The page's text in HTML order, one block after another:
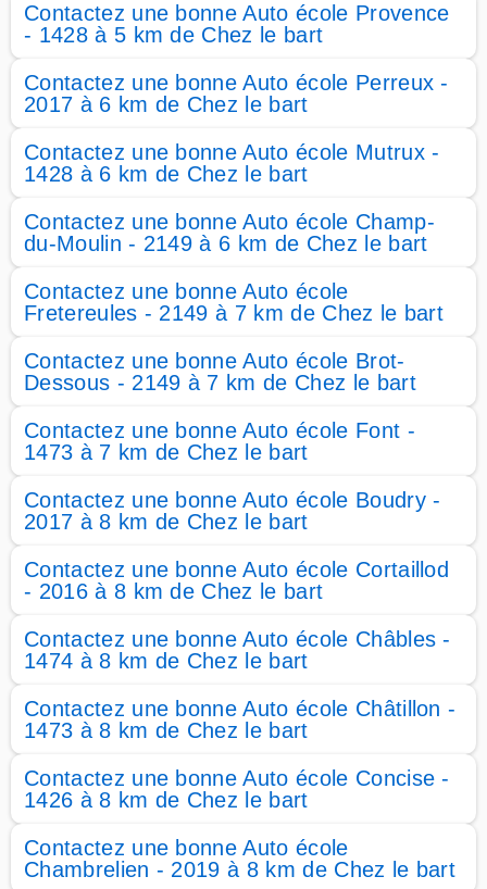
Contactez une bonne Auto école Provence
- 1428 à 5 km de Chez le bart
Contactez une bonne Auto école Perreux -
2017 à 6 km de Chez le bart
Contactez une bonne Auto école Mutrux -
1428 à 6 km de Chez le bart
Contactez une bonne Auto école Champ-
du-Moulin - 2149 à 6 km de Chez le bart
Contactez une bonne Auto école
Fretereules - 2149 à 7 km de Chez le bart
Contactez une bonne Auto école Brot-
Dessous - 2149 à 7 km de Chez le bart
Contactez une bonne Auto école Font -
1473 à 7 km de Chez le bart
Contactez une bonne Auto école Boudry -
2017 à 8 km de Chez le bart
Contactez une bonne Auto école Cortaillod
- 2016 à 8 km de Chez le bart
Contactez une bonne Auto école Châbles -
1474 à 8 km de Chez le bart
Contactez une bonne Auto école Châtillon -
1473 à 8 km de Chez le bart
Contactez une bonne Auto école Concise -
1426 à 8 km de Chez le bart
Contactez une bonne Auto école
Chambrelien - 2019 à 8 km de Chez le bart